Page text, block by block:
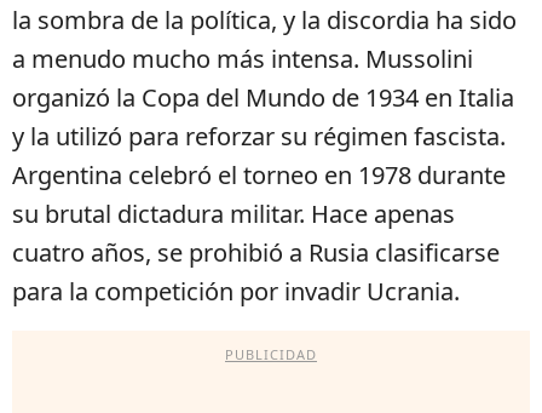
la sombra de la política, y la discordia ha sido
a menudo mucho más intensa. Mussolini
organizó la Copa del Mundo de 1934 en Italia
y la utilizó para reforzar su régimen fascista.
Argentina celebró el torneo en 1978 durante
su brutal dictadura militar. Hace apenas
cuatro años, se prohibió a Rusia clasificarse
para la competición por invadir Ucrania.
PUBLICIDAD